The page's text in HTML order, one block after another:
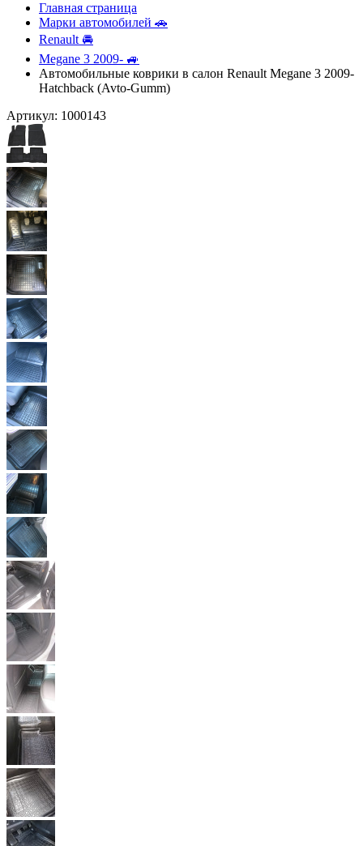
Главная страница
Марки автомобилей 🚗
Renault 🚘
Megane 3 2009- 🚙
Автомобильные коврики в салон Renault Megane 3 2009-
Hatchback (Avto-Gumm)
Артикул: 1000143